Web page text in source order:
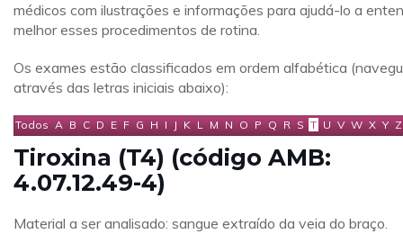
médicos com ilustrações e informações para ajudá-lo a
melhor esses procedimentos de rotina.
Os exames estão classificados em ordem alfabética
através das letras iniciais abaixo):
Todos A B C D E F G H I J K L M N O P Q R S T U V W X Y Z
Tiroxina (T4) (código AMB:
4.07.12.49-4)
Material a ser analisado: sangue extraído da veia do braço.